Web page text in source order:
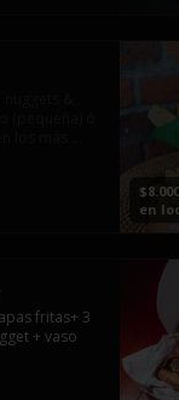
en
fritas+ 3
+ vaso